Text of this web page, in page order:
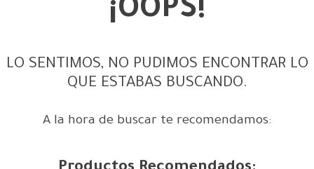
¡OOPS!
LO SENTIMOS, NO PUDIMOS ENCONTRAR LO
QUE ESTABAS BUSCANDO.
A la hora de buscar te recomendamos: